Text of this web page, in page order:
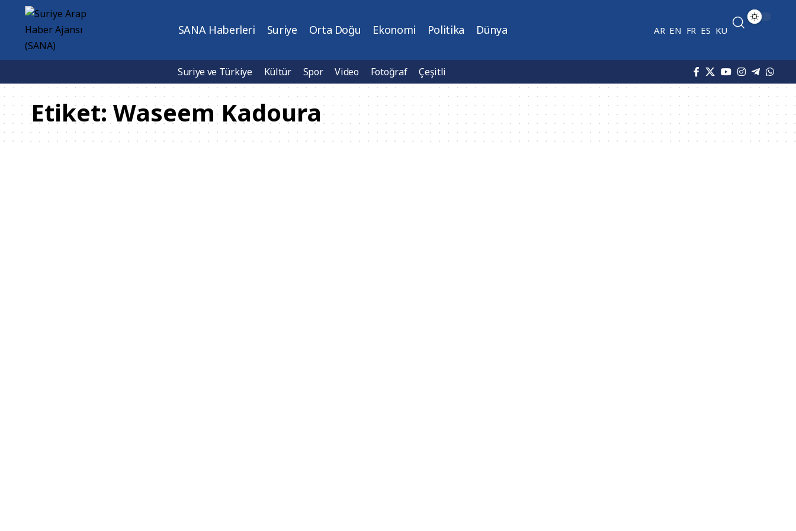
SANA Haberleri Suriye Orta Doğu Ekonomi Politika Dünya AR EN FR ES KU
Suriye ve Türkiye Kültür Spor Video Fotoğraf Çeşitli
Etiket:Waseem Kadoura